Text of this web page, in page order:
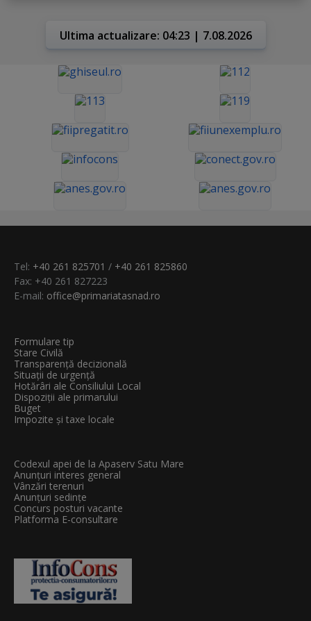
Ultima actualizare: 04:23 | 7.08.2026
Tel: +40 261 825701 / +40 261 825860
Fax: +40 261 827223
E-mail: office@primariatasnad.ro
Formulare tip
Stare Civilă
Transparenţă decizională
Situații de urgență
Hotărâri ale Consiliului Local
Dispoziții ale primarului
Buget
Impozite și taxe locale
Codexul apei de la Apaserv Satu Mare
Anunțuri interes general
Vânzări terenuri
Anunțuri sedințe
Concurs posturi vacante
Platforma E-consultare